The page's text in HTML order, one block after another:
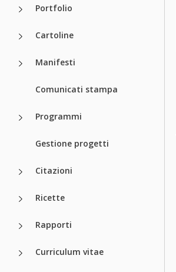
Portfolio
Cartoline
Manifesti
Comunicati stampa
Programmi
Gestione progetti
Citazioni
Ricette
Rapporti
Curriculum vitae